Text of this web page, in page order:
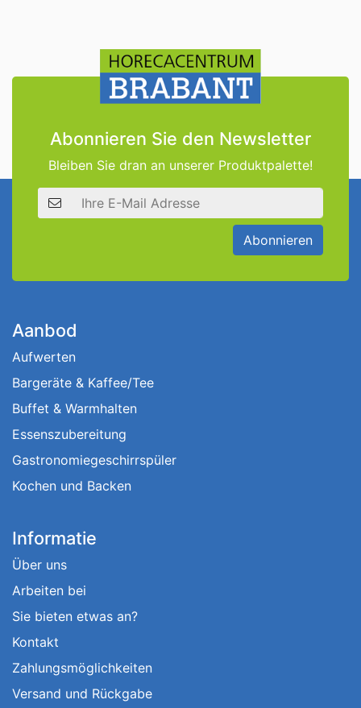
Abonnieren Sie den Newsletter
Bleiben Sie dran an unserer Produktpalette!
E-Mail Adresse
Abonnieren
Aanbod
Aufwerten
Bargeräte & Kaffee/Tee
Buffet & Warmhalten
Essenszubereitung
Gastronomiegeschirrspüler
Kochen und Backen
Informatie
Über uns
Arbeiten bei
Sie bieten etwas an?
Kontakt
Zahlungsmöglichkeiten
Versand und Rückgabe